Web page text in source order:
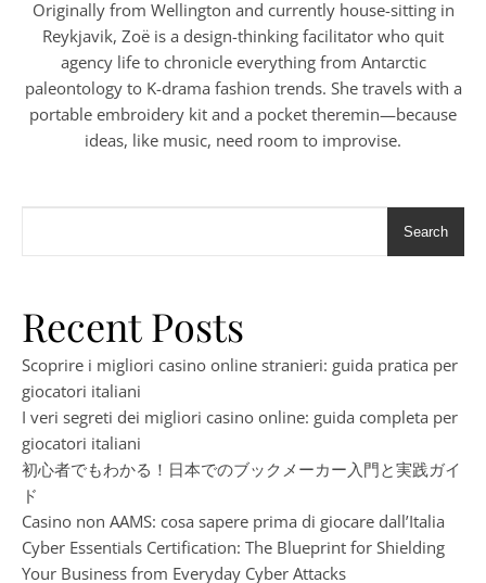
Originally from Wellington and currently house-sitting in
Reykjavik, Zoë is a design-thinking facilitator who quit
agency life to chronicle everything from Antarctic
paleontology to K-drama fashion trends. She travels with a
portable embroidery kit and a pocket theremin—because
ideas, like music, need room to improvise.
Search
Recent Posts
Scoprire i migliori casino online stranieri: guida pratica per
giocatori italiani
I veri segreti dei migliori casino online: guida completa per
giocatori italiani
初心者でもわかる！日本でのブックメーカー入門と実践ガイ
ド
Casino non AAMS: cosa sapere prima di giocare dall’Italia
Cyber Essentials Certification: The Blueprint for Shielding
Your Business from Everyday Cyber Attacks